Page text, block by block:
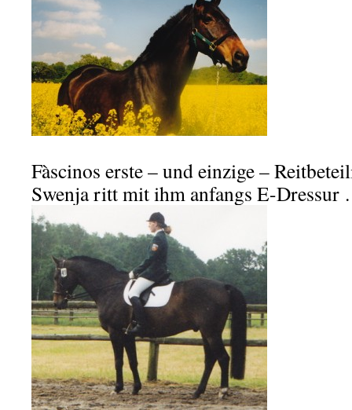
Fàscinos erste – und einzige –
Swenja ritt mit ihm anfangs E-